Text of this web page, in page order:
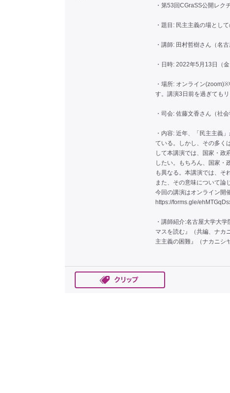
・第53回CGraSS公開レク
・題目: 民主主義の場とし
・講師: 田村哲樹さん（名
・日時: 2022年5月13日（
・場所: オンライン
す。講演3日前を過ぎても
・司会: 佐藤文香さん（社
・内容: 近年、「民主主義
ている。しかし、その多く
して本講演では、国家・政
したい。もちろん、国家・
も異なる。本講演では、そ
また、その意味について論
今回の講演はオンライン開
https://forms.gle/
・講師紹介:名古屋大学大
マスを読む』（共編、ナカ
主主義の困難』（ナカニシ